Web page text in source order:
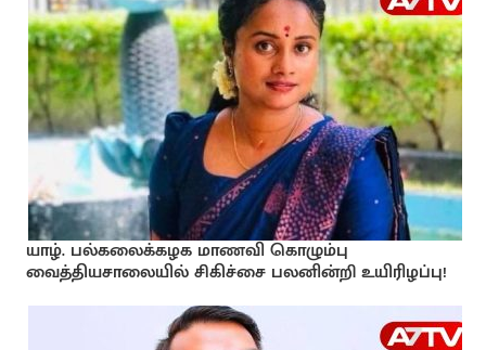
யாழ். பல்கலைக்கழக மாணவி கொழும்பு
வைத்தியசாலையில் சிகிச்சை பலனின்றி உயிரிழப்பு!